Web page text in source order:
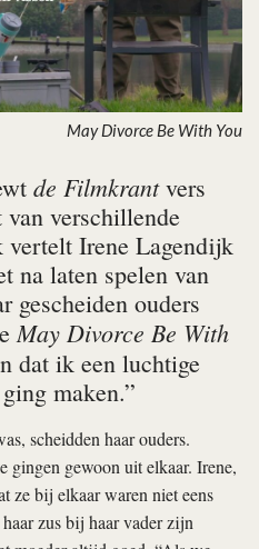
May Divorce Be With You
de Filmkrantvers
verschillende
vertelt Irene Lagendijk
na laten spelen van
gescheiden ouders
May Divorce Be With
dat ik een luchtige
maken.”
scheidden haar ouders.
gingen gewoon uit elkaar. Irene,
ze bij elkaar waren niet eens
zus bij haar vader zijn